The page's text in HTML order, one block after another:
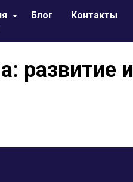
Блог
Контакты
развитие и